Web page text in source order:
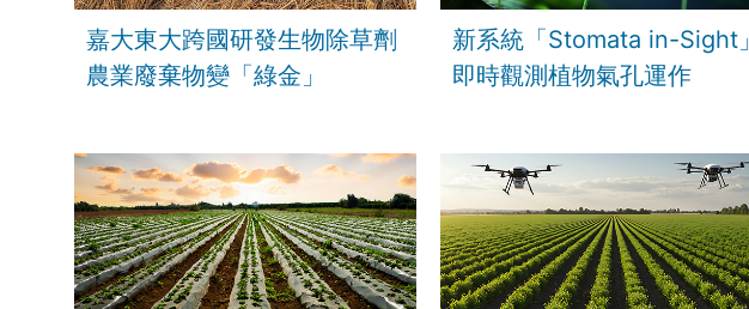
嘉大東大跨國研發生物除草劑
農業廢棄物變「綠金」
新系統「Stomata in-Sight」
即時觀測植物氣孔運作